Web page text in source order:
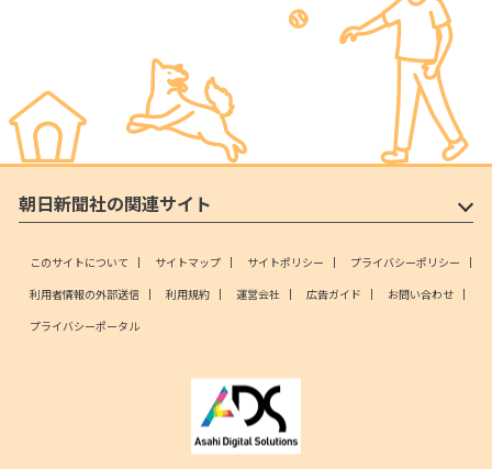
朝日新聞社の関連サイト
このサイトについて サイトマップ サイトポリシー
プライバシーポリシー
利用者情報の外部送信
利用規約 運営会社 広告ガイド
お問い合わせ
プライバシーポータル